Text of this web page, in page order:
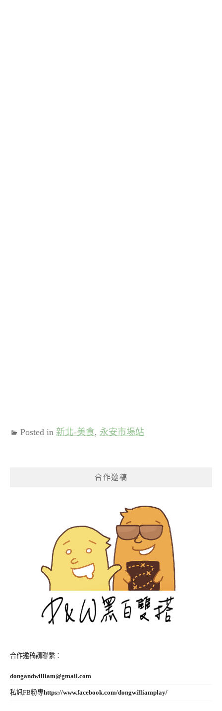
Posted in 新北-美食, 永安市場站
合作邀稿
合作邀稿請聯繫：
dongandwilliam@gmail.com
私訊FB粉專https://www.facebook.com/dongwilliamplay/